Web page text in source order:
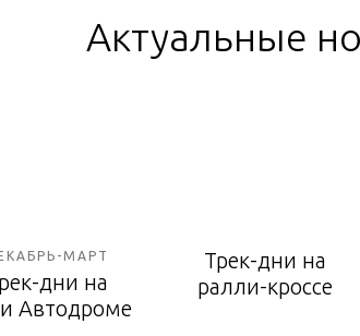
Актуальные
МАРТ
дни на
Автодроме
Трек-дни на
ралли-кроссе